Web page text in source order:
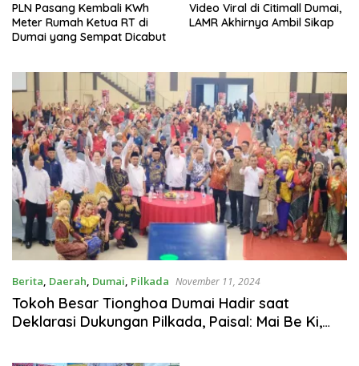
PLN Pasang Kembali KWh
Meter Rumah Ketua RT di
Dumai yang Sempat Dicabut
Video Viral di Citimall Dumai,
LAMR Akhirnya Ambil Sikap
Berita, Daerah, Dumai, Pilkada November 11, 2024
Tokoh Besar Tionghoa Dumai Hadir saat
Deklarasi Dukungan Pilkada, Paisal: Mai Be Ki,